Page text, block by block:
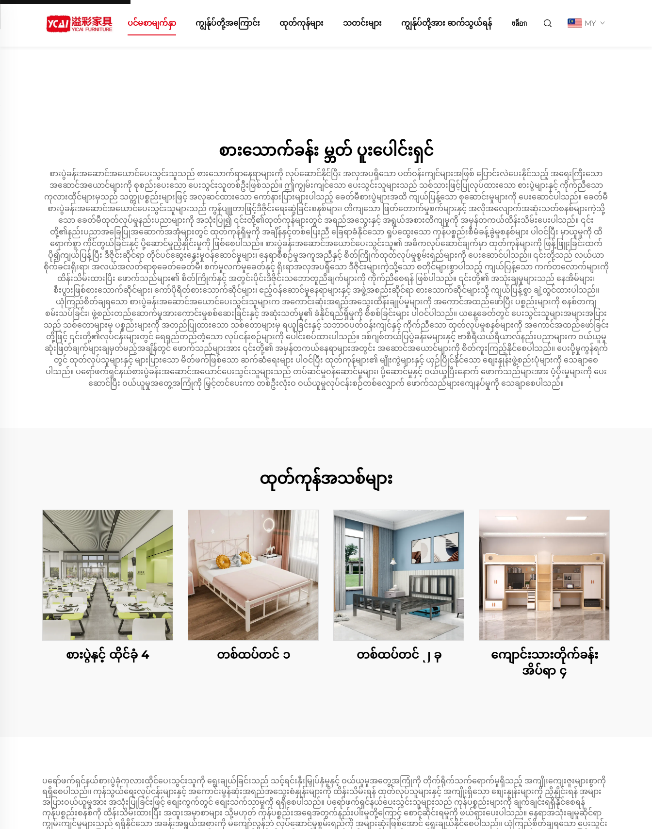
ပင်မစာမျက်နှာ ကျွန်ုပ်တို့အကြောင်း ထုတ်ကုန်များ သတင်းများ ကျွန်ုပ်တို့အား ဆက်သွယ်ရန် บล็อก MY
စားသောက်ခန်း မ္ဘတ် ပူးပေါင်းရှင်
စားပွဲခန်းအဆောင်အယောင်ပေးသွင်းသူသည် စားသောက်ရာနေရာများကို လုပ်ဆောင်နိုင်ပြီး အလှအပရှိသော ပတ်ဝန်းကျင်များအဖြစ် ပြောင်းလဲပေးနိုင်သည့် အရေးကြီးသော
အဆောင်အယောင်များကို စုစည်းပေးသော ပေးသွင်းသူတစ်ဦးဖြစ်သည်။ ဤကျွမ်းကျင်သော ပေးသွင်းသူများသည် သစ်သားဖြင့်ပြုလုပ်ထားသော စားပွဲများနှင့် ကိုက်ညီသော
ကုလားထိုင်များမှသည် သတ္တုပစ္စည်းများဖြင့် အလှဆင်ထားသော ကော်နားပြားများပါသည့် ခေတ်မီစားပွဲများအထိ ကျယ်ပြန့်သော စုဆောင်းမှုများကို ပေးဆောင်ပါသည်။ ခေတ်မီ
စားပွဲခန်းအဆောင်အယောင်ပေးသွင်းသူများသည် ကွန်ပျူတာဖြင့်ဒီဇိုင်းရေးဆွဲခြင်းစနစ်များ၊ တိကျသော ဖြတ်တောက်မှုစက်များနှင့် အလိုအလျောက်အဆုံးသတ်စနစ်များကဲ့သို့
သော ခေတ်မီထုတ်လုပ်မှုနည်းပညာများကို အသုံးပြု၍ ၎င်းတို့၏ထုတ်ကုန်များတွင် အရည်အသွေးနှင့် အရွယ်အစားတိကျမှုကို အမှန်တကယ်ထိန်းသိမ်းပေးပါသည်။ ၎င်း
တို့၏နည်းပညာအခြေပြုအဆောက်အအုံများတွင် ထုတ်ကုန်ရှိမှုကို အချိန်နှင့်တစ်ပြေးညီ ခြေရာခံနိုင်သော ရှုပ်ထွေးသော ကုန်ပစ္စည်းစီမံခန့်ခွဲမှုစနစ်များ ပါဝင်ပြီး မှာယူမှုကို ထိ
ရောက်စွာ ကိုင်တွယ်ခြင်းနှင့် ပို့ဆောင်မှုညှိနှိုင်းမှုကို ဖြစ်စေပါသည်။ စားပွဲခန်းအဆောင်အယောင်ပေးသွင်းသူ၏ အဓိကလုပ်ဆောင်ချက်မှာ ထုတ်ကုန်များကို ဖြန့်ဖြူးခြင်းထက်
ပို၍ကျယ်ပြန့်ပြီး ဒီဇိုင်းဆိုင်ရာ တိုင်ပင်ဆွေးနွေးမှုဝန်ဆောင်မှုများ၊ နေရာစီစဉ်မှုအကူအညီနှင့် စိတ်ကြိုက်ထုတ်လုပ်မှုစွမ်းရည်များကို ပေးဆောင်ပါသည်။ ၎င်းတို့သည် လယ်ယာ
စိုက်ခင်းရိုးရာ၊ အလယ်အလတ်ရာစုခေတ်ခေတ်မီ၊ စက်မှုလက်မှုခေတ်နှင့် ရိုးရာအလှအပရှိသော ဒီဇိုင်းများကဲ့သို့သော စတိုင်များစွာပါသည့် ကျယ်ပြန့်သော ကက်တလောက်များကို
ထိန်းသိမ်းထားပြီး ဖောက်သည်များ၏ စိတ်ကြိုက်နှင့် အတွင်းပိုင်းဒီဇိုင်းသဘောတူညီချက်များကို ကိုက်ညီစေရန် ဖြစ်ပါသည်။ ၎င်းတို့၏ အသုံးချမှုများသည် နေအိမ်များ၊
စီးပွားဖြစ်စားသောက်ဆိုင်များ၊ ကော်ပိုရိတ်စားသောက်ဆိုင်များ၊ ဧည့်ဝန်ဆောင်မှုနေရာများနှင့် အဖွဲ့အစည်းဆိုင်ရာ စားသောက်ဆိုင်များသို့ ကျယ်ပြန့်စွာ ချဲ့ထွင်ထားပါသည်။
ယုံကြည်စိတ်ချရသော စားပွဲခန်းအဆောင်အယောင်ပေးသွင်းသူများက အကောင်းဆုံးအရည်အသွေးထိန်းချုပ်မှုများကို အကောင်အထည်ဖော်ပြီး ပစ္စည်းများကို စနစ်တကျ
စမ်းသပ်ခြင်း၊ ဖွဲ့စည်းတည်ဆောက်မှုအားကောင်းမှုစစ်ဆေးခြင်းနှင့် အဆုံးသတ်မှု၏ ခံနိုင်ရည်ရှိမှုကို စိစစ်ခြင်းများ ပါဝင်ပါသည်။ ယနေ့ခေတ်တွင် ပေးသွင်းသူများအများအပြား
သည် သစ်တောများမှ ပစ္စည်းများကို အတည်ပြုထားသော သစ်တောများမှ ရယူခြင်းနှင့် သဘာဝပတ်ဝန်းကျင်နှင့် ကိုက်ညီသော ထုတ်လုပ်မှုစနစ်များကို အကောင်အထည်ဖော်ခြင်း
တို့ဖြင့် ၎င်းတို့၏လုပ်ငန်းများတွင် ရေရှည်တည်တံ့သော လုပ်ငန်းစဉ်များကို ပေါင်းစပ်ထားပါသည်။ ဒစ်ဂျစ်တယ်ပြပွဲခန်းမများနှင့် ဗာစီရီယယ်ရီယာလ်နည်းပညာများက ဝယ်ယူမှု
ဆုံးဖြတ်ချက်များချမှတ်မည့်အချိန်တွင် ဖောက်သည်များအား ၎င်းတို့၏ အမှန်တကယ်နေရာများအတွင်း အဆောင်အယောင်များကို စိတ်ကူးကြည့်နိုင်စေပါသည်။ ပေးပို့မှုကွန်ရက်
တွင် ထုတ်လုပ်သူများနှင့် များပြားသော မိတ်ဖက်ဖြစ်သော ဆက်ဆံရေးများ ပါဝင်ပြီး ထုတ်ကုန်များ၏ မျိုးကွဲများနှင့် ယှဉ်ပြိုင်နိုင်သော စျေးနှုန်းဖွဲ့စည်းပုံများကို သေချာစေ
ပါသည်။ ပရော်ဖက်ရှင်နယ်စားပွဲခန်းအဆောင်အယောင်ပေးသွင်းသူများသည် တပ်ဆင်မှုဝန်ဆောင်မှုများ၊ ပို့ဆောင်မှုနှင့် ဝယ်ယူပြီးနောက် ဖောက်သည်များအား ပံ့ပိုးမှုများကို ပေး
ဆောင်ပြီး ဝယ်ယူမှုအတွေ့အကြုံကို မြှင့်တင်ပေးကာ တစ်ဦးလုံးဝ ဝယ်ယူမှုလုပ်ငန်းစဉ်တစ်လျှောက် ဖောက်သည်များကျေနပ်မှုကို သေချာစေပါသည်။
ထုတ်ကုန်အသစ်များ
စားပွဲနှင့် ထိုင်ခုံ 4 တစ်ထပ်တင် ၁ တစ်ထပ်တင် ၂ ခု
ကျောင်းသားတိုက်ခန်း
အိပ်ရာ ၄
ပရော်ဖက်ရှင်နယ်စားပွဲခုံကုလားထိုင်ပေးသွင်းသူကို ရွေးချယ်ခြင်းသည် သင့်ရင်းနှီးမြှုပ်နှံမှုနှင့် ဝယ်ယူမှုအတွေ့အကြုံကို တိုက်ရိုက်သက်ရောက်မှုရှိသည့် အကျိုးကျေးဇူးများစွာကို
ရရှိစေပါသည်။ ကုန်သွယ်ရေးလုပ်ငန်းများနှင့် အကောင်းမွန်ဆုံးအရည်အသွေးစံနှုန်းများကို ထိန်းသိမ်းရန် ထုတ်လုပ်သူများနှင့် အကျိုးရှိသော စျေးနှုန်းများကို ညှိနှိုင်းရန် အများ
အပြားဝယ်ယူမှုအား အသုံးပြုခြင်းဖြင့် စျေးကွက်တွင် စျေးသက်သာမှုကို ရရှိစေပါသည်။ ပရော်ဖက်ရှင်နယ်ပေးသွင်းသူများသည် ကုန်ပစ္စည်းများကို ချက်ချင်းရရှိနိုင်စေရန်
ကုန်ပစ္စည်းစနစ်ကို ထိန်းသိမ်းထားပြီး အထူးအမှာစာများ သို့မဟုတ် ကုန်ပစ္စည်းအရေအတွက်နည်းပါးမှုတို့ကြောင့် စောင့်ဆိုင်းရမှုကို ဖယ်ရှားပေးပါသည်။ နေရာအသုံးချမှုဆိုင်ရာ
ကျွမ်းကျင်မှုများသည် ရရှိနိုင်သော အခန်းအရွယ်အစားကို မကျော်လွန်ဘဲ လုပ်ဆောင်မှုစွမ်းရည်ကို အများဆုံးဖြစ်အောင် ရွေးချယ်နိုင်စေပါသည်။ ယုံကြည်စိတ်ချရသော ပေးသွင်း